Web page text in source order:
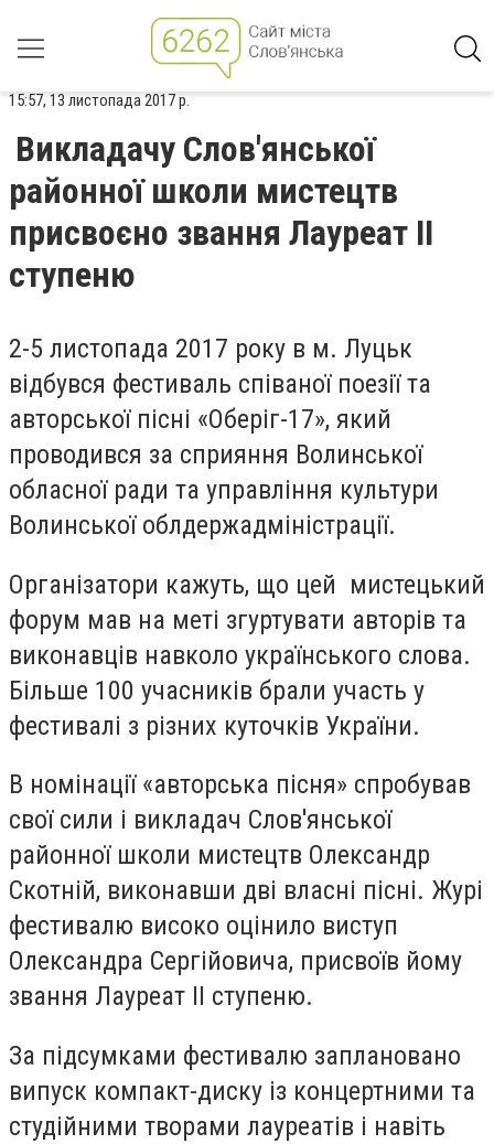
15:57, 13 листопада 2017 р.
Викладачу Слов'янської
районної школи мистецтв
присвоєно звання Лауреат ІІ
ступеню
2-5 листопада 2017 року в м. Луцьк
відбувся фестиваль співаної поезії та
авторської пісні «Оберіг-17», який
проводився за сприяння Волинської
обласної ради та управління культури
Волинської облдержадміністрації.
Організатори кажуть, що цей мистецький
форум мав на меті згуртувати авторів та
виконавців навколо українського слова.
Більше 100 учасників брали участь у
фестивалі з різних куточків України.
В номінації «авторська пісня» спробував
свої сили і викладач Слов'янської
районної школи мистецтв Олександр
Скотній, виконавши дві власні пісні. Журі
фестивалю високо оцінило виступ
Олександра Сергійовича, присвоїв йому
звання Лауреат ІІ ступеню.
За підсумками фестивалю заплановано
випуск компакт-диску із концертними та
студійними творами лауреатів і навіть